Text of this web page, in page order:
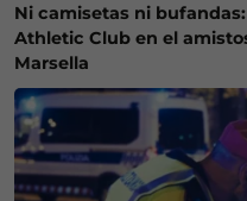
Ni camisetas ni
Athletic Club en el
Marsella